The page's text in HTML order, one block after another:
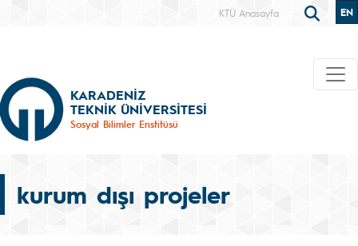
KTÜ Anasayfa EN
KARADENİZ
TEKNİK ÜNİVERSİTESİ
Sosyal Bilimler Enstitüsü
kurum dışı projeler